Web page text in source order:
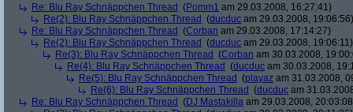
Re: Blu Ray Schnäppchen Thread (Pomm1 am 29.03.2008, 16:27:41)
Re(2): Blu Ray Schnäppchen Thread (ducduc am 29.03.2008, 19:06:56)
Re: Blu Ray Schnäppchen Thread (Corban am 29.03.2008, 17:14:27)
Re(2): Blu Ray Schnäppchen Thread (ducduc am 29.03.2008, 19:06:11)
Re(3): Blu Ray Schnäppchen Thread (Corban am 30.03.2008,
Re(4): Blu Ray Schnäppchen Thread (ducduc am 30.03.2008,
Re(5): Blu Ray Schnäppchen Thread (playaz am 31.03.2008,
Re(6): Blu Ray Schnäppchen Thread (ducduc am
Re: Blu Ray Schnäppchen Thread (DJ Mastakilla am 29.03.2008,